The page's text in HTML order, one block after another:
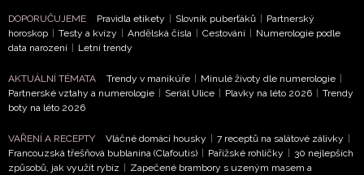
NEWSLETTER
ODESLAT
DOPORUČUJEME Pravidla etikety Slovník puberťáků
Partnerský
horoskop
Testy a kvízy Andělská čísla Cestování
Numerologie podle
data narození
Letní trendy
AKTUÁLNÍ TÉMATA Trendy v manikúře Minulé životy dle numerologie
Partnerské vztahy a numerologie
Seriál Ulice Plavky na léto 2026
Trendy
boty na léto 2026
VAŘENÍ A RECEPTY Vláčné domácí housky 7 receptů na salátové zálivky
Francouzská třešňová bublanina (Clafoutis)
Pařížské rohlíčky
30 nejlepších
způsobů, jak využít rybíz
Zapečené brambory s uzeným masem a